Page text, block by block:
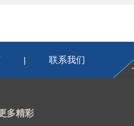
| 联系我们
多精彩